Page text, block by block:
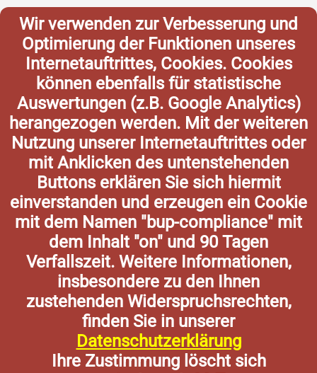
Wir verwenden zur Verbesserung und
Optimierung der Funktionen unseres
Internetauftrittes, Cookies. Cookies
können ebenfalls für statistische
Auswertungen (z.B. Google Analytics)
herangezogen werden. Mit der weiteren
Nutzung unserer Internetauftrittes oder
mit Anklicken des untenstehenden
Buttons erklären Sie sich hiermit
einverstanden und erzeugen ein Cookie
mit dem Namen "bup-compliance" mit
dem Inhalt "on" und 90 Tagen
Verfallszeit. Weitere Informationen,
insbesondere zu den Ihnen
zustehenden Widerspruchsrechten,
finden Sie in unserer
Datenschutzerklärung
Ihre Zustimmung löscht sich